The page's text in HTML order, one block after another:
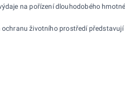
na pořízení dlouhodobého
životního prostředí